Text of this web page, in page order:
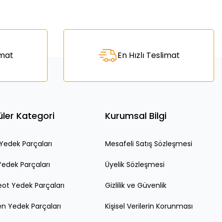
En Hızlı Teslimat
Kategori
Parçaları
Parçaları
Yedek Parçaları
Yedek Parçaları
Kurumsal Bilgi
Mesafeli Satış Sözleşmesi
Üyelik Sözleşmesi
Gizlilik ve Güvenlik
Kişisel Verilerin Korunması